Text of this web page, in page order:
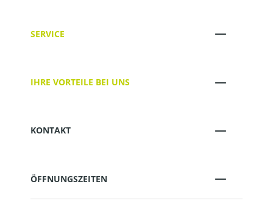
SERVICE
IHRE VORTEILE BEI UNS
KONTAKT
ÖFFNUNGSZEITEN